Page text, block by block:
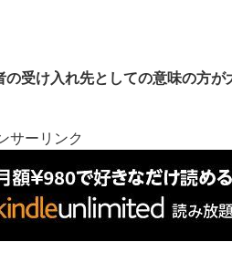
の受け入れ先としての意味の方が
サーリンク